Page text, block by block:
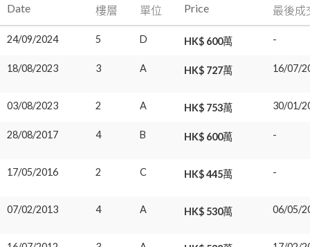
Date 樓層 單位 Price 最後成
24/09/2024 5 D HK$ 600萬 -
18/08/2023 3 A HK$ 727萬 16/07/
03/08/2023 2 A HK$ 753萬 30/01/
28/08/2017 4 B HK$ 600萬 -
17/05/2016 2 C HK$ 445萬 -
07/02/2013 4 A HK$ 530萬 06/05/